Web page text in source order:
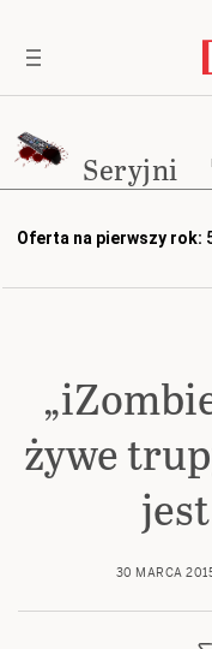
Seryjni
Oferta na pierwszy rok:
żywe
30 MARCA